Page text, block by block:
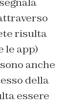
risulta
le app)
anche
della
essere